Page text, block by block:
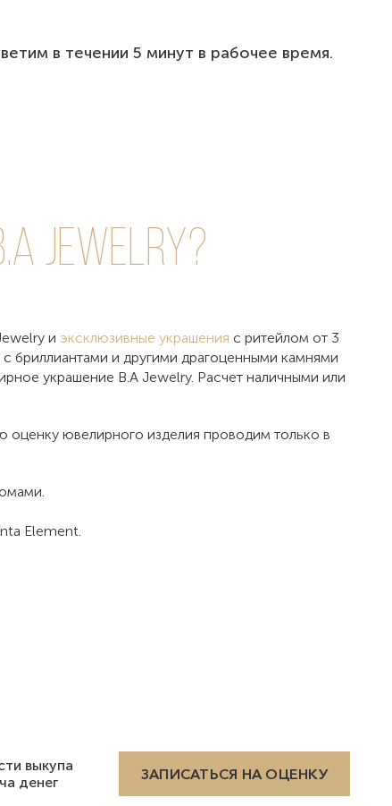
в течении 5 минут в рабочее время.
Jewelry?
и эксклюзивные украшения с ритейлом от 3
бриллиантами и другими драгоценными камнями
украшение B.A Jewelry. Расчет наличными или
оценку ювелирного изделия проводим только в
Element.
выкупа
денег
ЗАПИСАТЬСЯ НА ОЦЕНКУ